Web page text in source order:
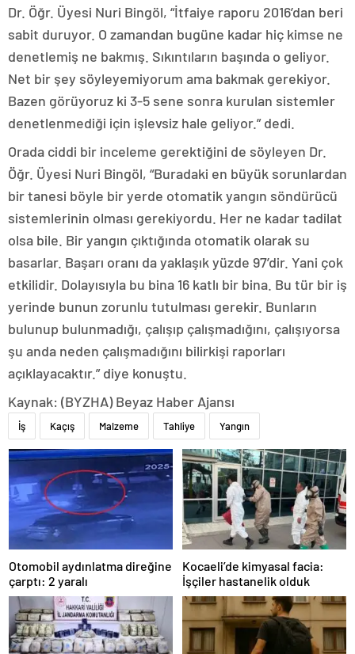
Dr. Öğr. Üyesi Nuri Bingöl, “İtfaiye raporu 2016’dan beri
sabit duruyor. O zamandan bugüne kadar hiç kimse ne
denetlemiş ne bakmış. Sıkıntıların başında o geliyor.
Net bir şey söyleyemiyorum ama bakmak gerekiyor.
Bazen görüyoruz ki 3-5 sene sonra kurulan sistemler
denetlenmediği için işlevsiz hale geliyor.” dedi.
Orada ciddi bir inceleme gerektiğini de söyleyen Dr.
Öğr. Üyesi Nuri Bingöl, “Buradaki en büyük sorunlardan
bir tanesi böyle bir yerde otomatik yangın söndürücü
sistemlerinin olması gerekiyordu. Her ne kadar tadilat
olsa bile. Bir yangın çıktığında otomatik olarak su
basarlar. Başarı oranı da yaklaşık yüzde 97’dir. Yani çok
etkilidir. Dolayısıyla bu bina 16 katlı bir bina. Bu tür bir iş
yerinde bunun zorunlu tutulması gerekir. Bunların
bulunup bulunmadığı, çalışıp çalışmadığını, çalışıyorsa
şu anda neden çalışmadığını bilirkişi raporları
açıklayacaktır.” diye konuştu.
Kaynak: (BYZHA) Beyaz Haber Ajansı
İş Kaçış Malzeme Tahliye Yangın
Otomobil aydınlatma direğine
çarptı: 2 yaralı
Kocaeli’de kimyasal facia:
İşçiler hastanelik olduk